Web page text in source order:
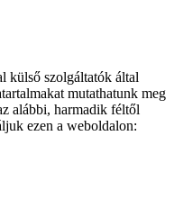
külső szolgáltatók által
mutathatunk meg
alábbi, harmadik féltől
ezen a weboldalon: